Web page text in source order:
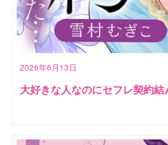
2026年6月13日
大好きな人なのにセフレ契約